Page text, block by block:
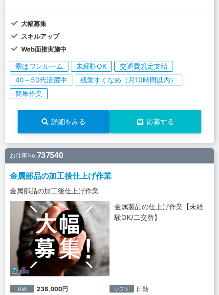
大幅募集
スキルアップ
Web面接実施中
寮はワンルーム 未経験OK
交通費規定支給
40～50代活躍中
残業すくなめ（月10時間以内）
簡単作業
詳細をみる 応募する
お仕事No.737540
金属部品の加工後仕上げ作業
金属部品の加工後仕上げ作業
金属製品の仕上げ作業【未経
験OK/二交替】
月給 236,000円 シフト 日勤